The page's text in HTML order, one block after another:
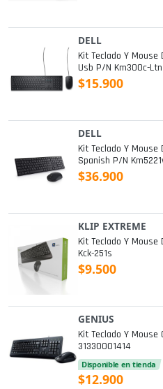
DELL
Kit Teclado Y Mouse
Usb P/n Km300c-Ltn
$15.900
DELL
Kit Teclado Y Mouse
Spanish P/n
$36.900
KLIP EXTREME
Kit Teclado Y
Kck-251s
$9.500
GENIUS
Kit Teclado Y Mouse
31330001414
Disponible en tienda
$12.900